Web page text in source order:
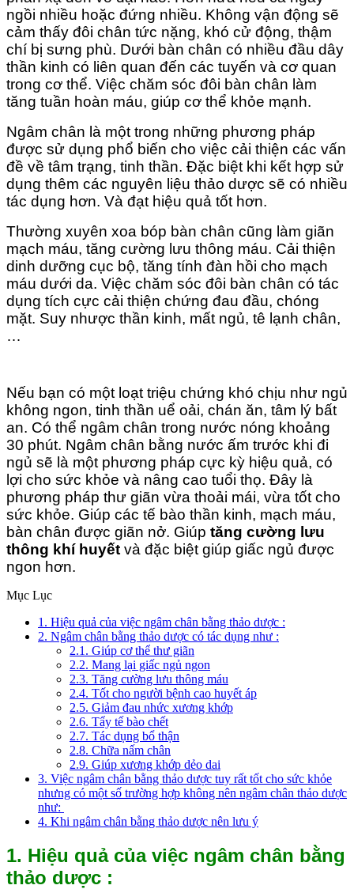
ngồi nhiều hoặc đứng nhiều. Không vận động sẽ
cảm thấy đôi chân tức nặng, khó cử động, thậm
chí bị sưng phù. Dưới bàn chân có nhiều đầu dây
thần kinh có liên quan đến các tuyến và cơ quan
trong cơ thể. Việc chăm sóc đôi bàn chân làm
tăng tuần hoàn máu, giúp cơ thể khỏe mạnh.
Ngâm chân là một trong những phương pháp
được sử dụng phổ biến cho việc cải thiện các vấn
đề về tâm trạng, tinh thần. Đặc biệt khi kết hợp sử
dụng thêm các nguyên liệu thảo dược sẽ có nhiều
tác dụng hơn. Và đạt hiệu quả tốt hơn.
Thường xuyên xoa bóp bàn chân cũng làm giãn
mạch máu, tăng cường lưu thông máu. Cải thiện
dinh dưỡng cục bộ, tăng tính đàn hồi cho mạch
máu dưới da. Việc chăm sóc đôi bàn chân có tác
dụng tích cực cải thiện chứng đau đầu, chóng
mặt. Suy nhược thần kinh, mất ngủ, tê lạnh chân,
…
Nếu bạn có một loạt triệu chứng khó chịu như ngủ
không ngon, tinh thần uể oải, chán ăn, tâm lý bất
an. Có thể ngâm chân trong nước nóng khoảng
30 phút. Ngâm chân bằng nước ấm trước khi đi
ngủ sẽ là một phương pháp cực kỳ hiệu quả, có
lợi cho sức khỏe và nâng cao tuổi thọ. Đây là
phương pháp thư giãn vừa thoải mái, vừa tốt cho
sức khỏe. Giúp các tế bào thần kinh, mạch máu,
bàn chân được giãn nở. Giúp tăng cường lưu
thông khí huyết và đặc biệt giúp giấc ngủ được
ngon hơn.
Mục Lục
1. Hiệu quả của việc ngâm chân bằng thảo dược :
2. Ngâm chân bằng thảo dược có tác dụng như :
2.1. Giúp cơ thể thư giãn
2.2. Mang lại giấc ngủ ngon
2.3. Tăng cường lưu thông máu
2.4. Tốt cho người bệnh cao huyết áp
2.5. Giảm đau nhức xương khớp
2.6. Tẩy tế bào chết
2.7. Tác dụng bổ thận
2.8. Chữa nấm chân
2.9. Giúp xương khớp dẻo dai
3. Việc ngâm chân bằng thảo dược tuy rất tốt cho sức khỏe
nhưng có một số trường hợp không nên ngâm chân thảo dược
như:
4. Khi ngâm chân bằng thảo dược nên lưu ý
1. Hiệu quả của việc ngâm chân bằng
thảo dược :